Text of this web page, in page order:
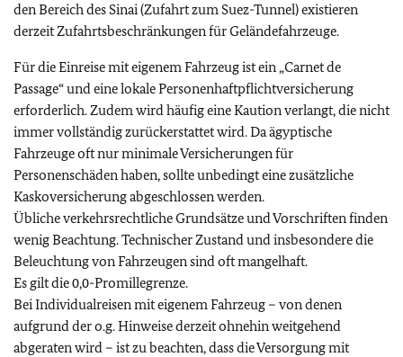
den Bereich des Sinai (Zufahrt zum Suez-Tunnel) existieren
derzeit Zufahrtsbeschränkungen für Geländefahrzeuge.
Für die Einreise mit eigenem Fahrzeug ist ein „Carnet de
Passage“ und eine lokale Personenhaftpflichtversicherung
erforderlich. Zudem wird häufig eine Kaution verlangt, die nicht
immer vollständig zurückerstattet wird. Da ägyptische
Fahrzeuge oft nur minimale Versicherungen für
Personenschäden haben, sollte unbedingt eine zusätzliche
Kaskoversicherung abgeschlossen werden.
Übliche verkehrsrechtliche Grundsätze und Vorschriften finden
wenig Beachtung. Technischer Zustand und insbesondere die
Beleuchtung von Fahrzeugen sind oft mangelhaft.
Es gilt die 0,0-Promillegrenze.
Bei Individualreisen mit eigenem Fahrzeug – von denen
aufgrund der o.g. Hinweise derzeit ohnehin weitgehend
abgeraten wird – ist zu beachten, dass die Versorgung mit